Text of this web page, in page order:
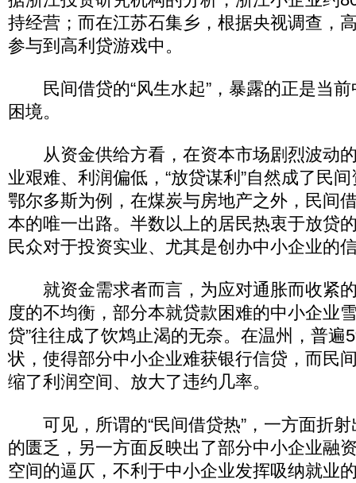
持经营；而在江苏石集乡，根据央视调查，
参与到高利贷游戏中。
民间借贷的“风生水起”，暴露的正是当前
困境。
从资金供给方看，在资本市场剧烈波动
业艰难、利润偏低，“放贷谋利”自然成了民
鄂尔多斯为例，在煤炭与房地产之外，民间
本的唯一出路。半数以上的居民热衷于放贷
民众对于投资实业、尤其是创办中小企业的
就资金需求者而言，为应对通胀而收紧
度的不均衡，部分本就贷款困难的中小企业
贷”往往成了饮鸩止渴的无奈。在温州，普遍
状，使得部分中小企业难获银行信贷，而民
缩了利润空间、放大了违约几率。
可见，所谓的“民间借贷热”，一方面折射
的匮乏，另一方面反映出了部分中小企业融
空间的逼仄，不利于中小企业发挥吸纳就业